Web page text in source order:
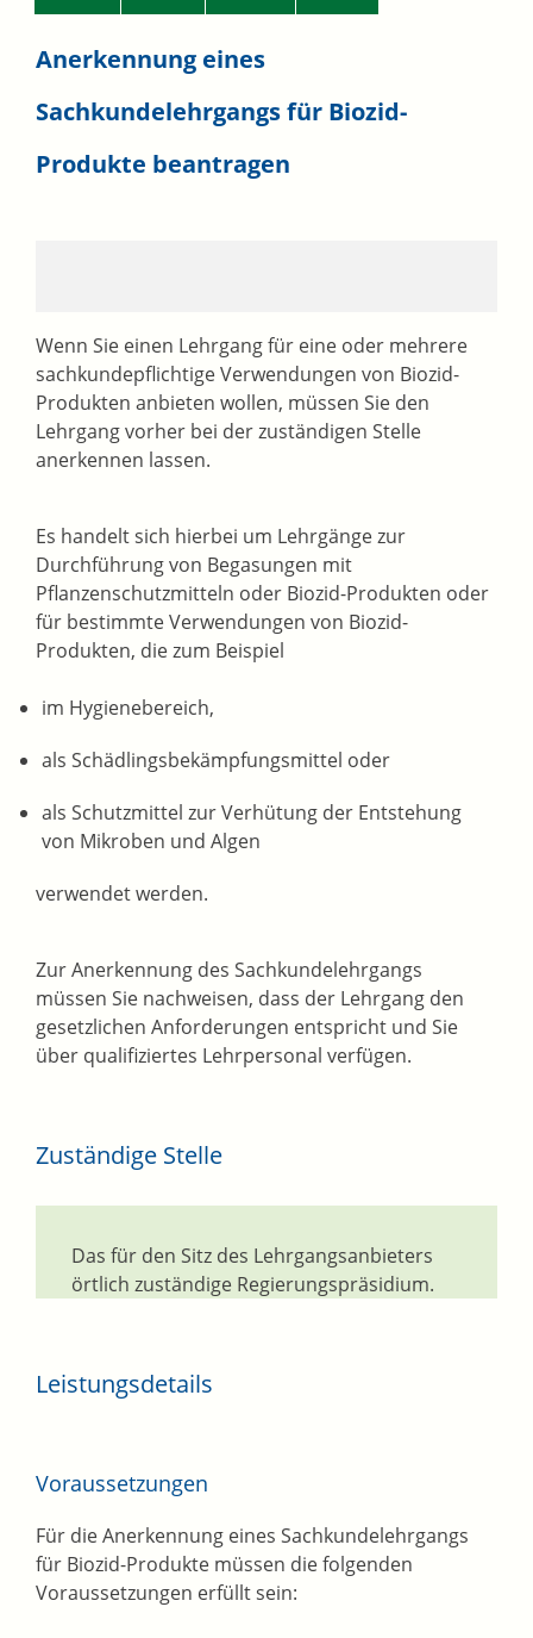
Anerkennung eines
Sachkundelehrgangs für Biozid-
Produkte beantragen
Wenn Sie einen Lehrgang für eine oder mehrere
sachkundepflichtige Verwendungen von Biozid-
Produkten anbieten wollen, müssen Sie den
Lehrgang vorher bei der zuständigen Stelle
anerkennen lassen.
Es handelt sich hierbei um Lehrgänge zur
Durchführung von Begasungen mit
Pflanzenschutzmitteln oder Biozid-Produkten oder
für bestimmte Verwendungen von Biozid-
Produkten, die zum Beispiel
im Hygienebereich,
als Schädlingsbekämpfungsmittel oder
als Schutzmittel zur Verhütung der Entstehung
von Mikroben und Algen
verwendet werden.
Zur Anerkennung des Sachkundelehrgangs
müssen Sie nachweisen, dass der Lehrgang den
gesetzlichen Anforderungen entspricht und Sie
über qualifiziertes Lehrpersonal verfügen.
Zuständige Stelle
Das für den Sitz des Lehrgangsanbieters
örtlich zuständige Regierungspräsidium.
Leistungsdetails
Voraussetzungen
Für die Anerkennung eines Sachkundelehrgangs
für Biozid-Produkte müssen die folgenden
Voraussetzungen erfüllt sein: